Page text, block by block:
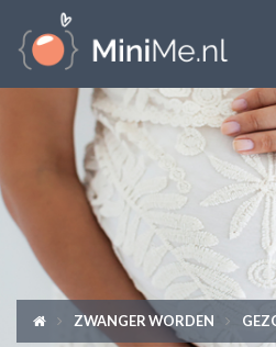
ZWANGER WORDEN
ZWANGER
BABY
PEUTER
KIND ZWANGER WORDEN